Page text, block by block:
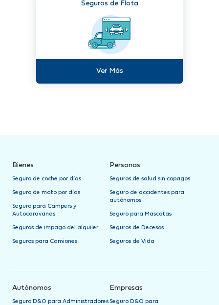
Seguros de Flota
Ver Más
Bienes
Seguro de coche por días
Seguro de moto por días
Seguro para Campers y
Autocaravanas
Seguros de impago del alquiler
Seguros para Camiones
Personas
Seguros de salud sin copagos
Seguro de accidentes para
autónomos
Seguro para Mascotas
Seguros de Decesos
Seguros de Vida
Autónomos
Seguro D&O para Administradores
Empresas
Seguro D&O para